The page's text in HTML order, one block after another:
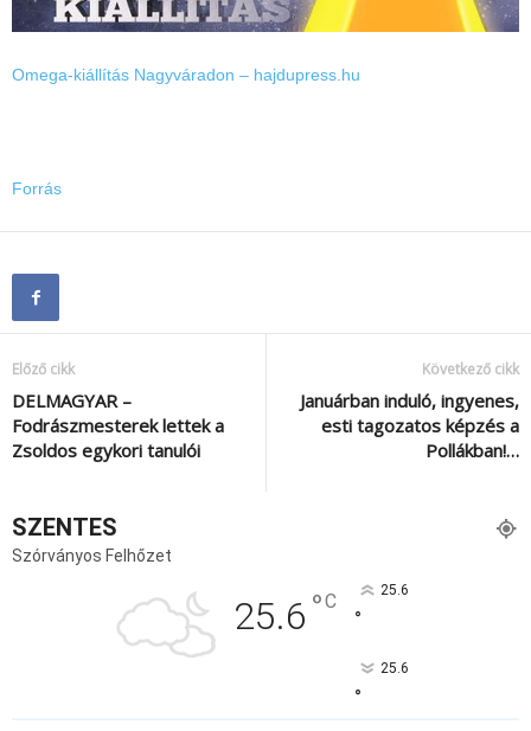
Omega-kiállítás Nagyváradon – hajdupress.hu
Forrás
Előző cikk
DELMAGYAR –
Fodrászmesterek lettek a
Zsoldos egykori tanulói
Következő cikk
Januárban induló, ingyenes,
esti tagozatos képzés a
Pollákban!…
SZENTES
Szórványos Felhőzet
25.6 °C 25.6
°
25.6
°